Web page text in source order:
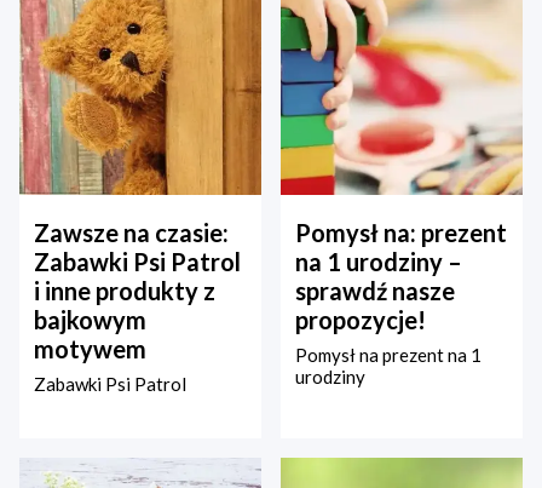
Zawsze na czasie:
Zabawki Psi Patrol
i inne produkty z
bajkowym
motywem
Zabawki Psi Patrol
Pomysł na: prezent
na 1 urodziny –
sprawdź nasze
propozycje!
Pomysł na prezent na 1
urodziny